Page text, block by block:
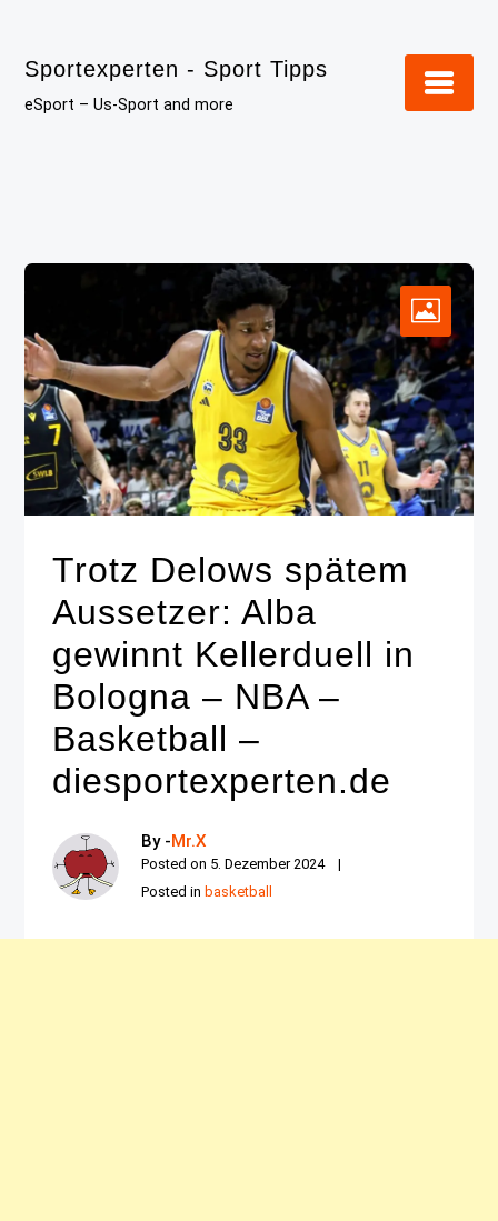
content
Sportexperten - Sport Tipps
eSport – Us-Sport and more
Trotz Delows spätem
Aussetzer: Alba
gewinnt Kellerduell in
Bologna – NBA –
Basketball –
diesportexperten.de
By -Mr.X
Posted on 5. Dezember 2024
Posted in basketball